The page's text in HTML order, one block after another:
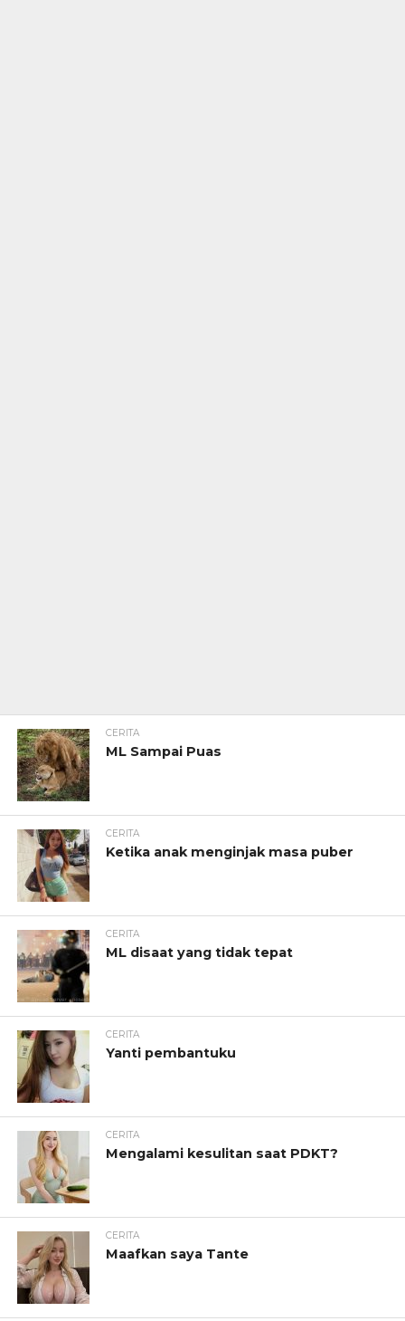
CERITA
ML Sampai Puas
CERITA
Ketika anak menginjak masa puber
CERITA
ML disaat yang tidak tepat
CERITA
Yanti pembantuku
CERITA
Mengalami kesulitan saat PDKT?
CERITA
Maafkan saya Tante